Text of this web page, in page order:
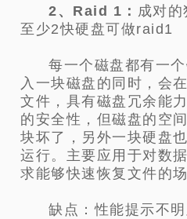
2、Raid 1： 成对的
至少2快硬盘可做raid1
每一个磁盘都有一
入一块磁盘的同时，会
文件，具有磁盘冗余能
的安全性，但磁盘的空
块坏了，另外一块硬盘
运行。主要应用于对数
求能够快速恢复文件的场
缺点：性能提示不